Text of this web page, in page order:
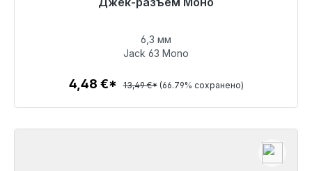
4,48 €
Детали
6,3 мм
Jack 63 Mono
4,48 €* 13,49 €* (66.79% сохранено)